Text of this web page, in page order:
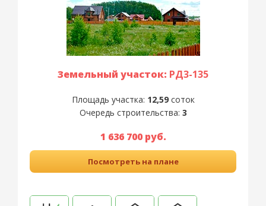
Земельный участок: РД3-135
Площадь участка: 12,59соток
Очередь строительства: 3
1 636 700 руб.
Посмотреть на плане